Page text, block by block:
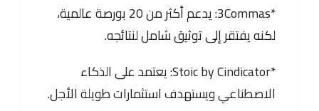
*3Commas: يدعم أكثر من 20 بورصة عالمية،
لكنه يفتقر إلى توثيق شامل لنتائجه.
*Stoic by Cindicator: يعتمد على الذكاء
الاصطناعي ويستهدف استثمارات طويلة الأجل.